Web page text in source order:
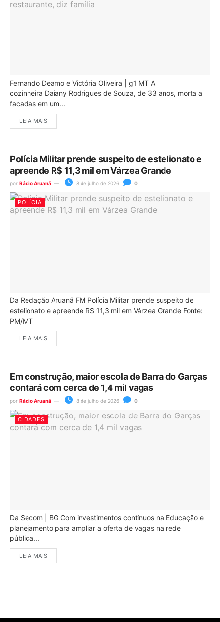
Fernando Deamo e Victória Oliveira | g1 MT A
cozinheira Daiany Rodrigues de Souza, de 33 anos, morta a
facadas em um...
LEIA MAIS
Polícia Militar prende suspeito de estelionato e
apreende R$ 11,3 mil em Várzea Grande
por Rádio Aruanã 8 de julho de 2026 0
POLÍCIA
Da Redação Aruanã FM Polícia Militar prende suspeito de
estelionato e apreende R$ 11,3 mil em Várzea Grande Fonte:
PM/MT
LEIA MAIS
Em construção, maior escola de Barra do Garças
contará com cerca de 1,4 mil vagas
por Rádio Aruanã 8 de julho de 2026 0
CIDADES
Da Secom | BG Com investimentos contínuos na Educação e
planejamento para ampliar a oferta de vagas na rede
pública...
LEIA MAIS